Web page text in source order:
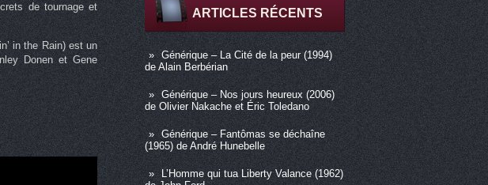
ARTICLES RÉCENTS
Générique – La Cité de la peur (1994)
de Alain Berbérian
Générique – Nos jours heureux (2006)
de Olivier Nakache et Éric Toledano
Générique – Fantômas se déchaîne
(1965) de André Hunebelle
L’Homme qui tua Liberty Valance (1962)
de tournage et
in the Rain) est un
Donen et Gene